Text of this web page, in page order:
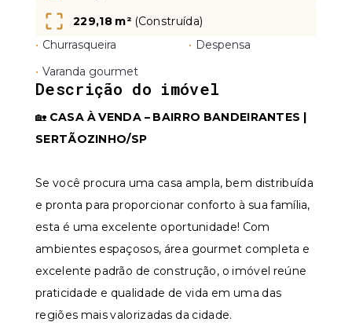
229,18 m² (Construída)
• Churrasqueira • Despensa
• Varanda gourmet
Descrição do imóvel
🏡 CASA À VENDA – BAIRRO BANDEIRANTES |
SERTÃOZINHO/SP
Se você procura uma casa ampla, bem distribuída
e pronta para proporcionar conforto à sua família,
esta é uma excelente oportunidade! Com
ambientes espaçosos, área gourmet completa e
excelente padrão de construção, o imóvel reúne
praticidade e qualidade de vida em uma das
regiões mais valorizadas da cidade.